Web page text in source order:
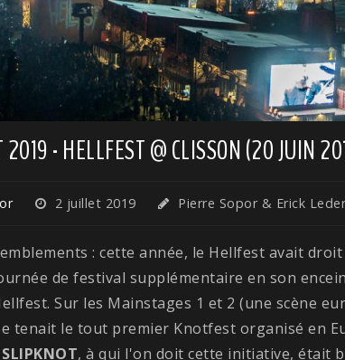
2019 - HELLFEST @ CLISSON (20 JUIN
2 juillet 2019 Pierre Sopor & Erick
: cette année, le Hellfest avait droit
de festival supplémentaire en son
Sur les Mainstages 1 et 2 (une scène
tenait le tout premier Knotfest organisé en
SLIPKNOT, à qui l'on doit cette initiative, était